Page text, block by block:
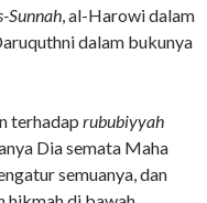
Sunnah, al-Harowi dalam
dalam bukunya
terhadap rububiyyah
Dia semata Maha
semuanya, dan